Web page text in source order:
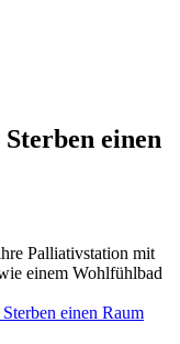
einen
Palliativstation mit
einem Wohlfühlbad
einen Raum